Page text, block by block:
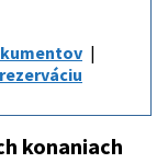
konaniach